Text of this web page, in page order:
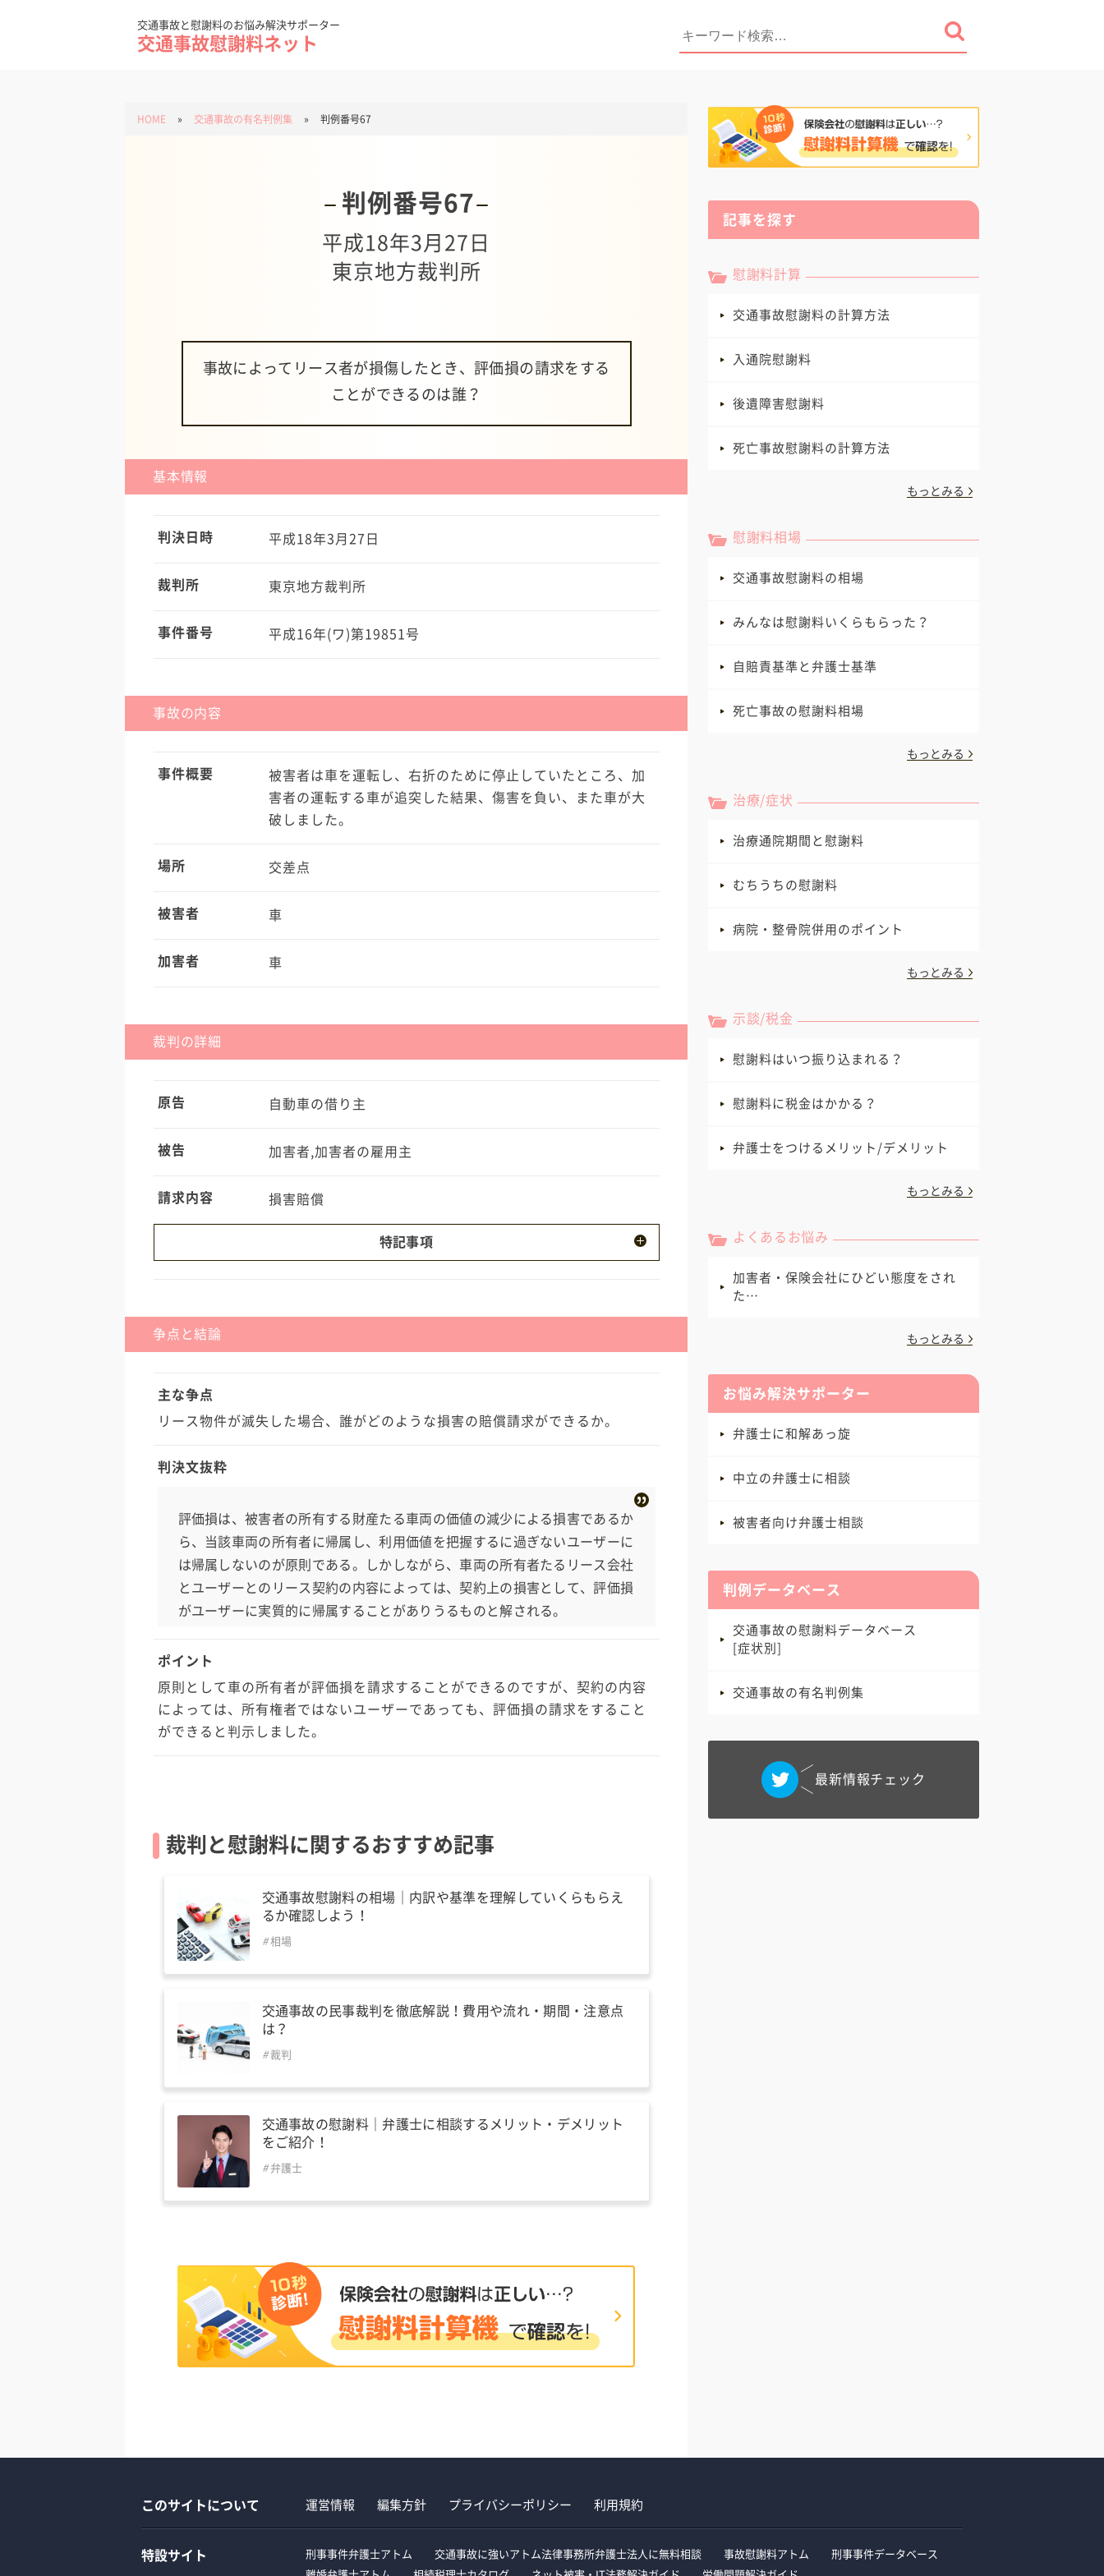
交通事故と慰謝料のお悩み解決サポーター
交通事故慰謝料ネット
HOME » 交通事故の有名判例集 » 判例番号67
判例番号67
平成18年3月27日
東京地方裁判所
事故によってリース者が損傷したとき、評価損の請求をする
ことができるのは誰？
基本情報
判決日時 平成18年3月27日
裁判所 東京地方裁判所
事件番号 平成16年(ワ)第19851号
事故の内容
事件概要
被害者は車を運転し、右折のために停止していたところ、加
害者の運転する車が追突した結果、傷害を負い、また車が大
破しました。
場所 交差点
被害者 車
加害者 車
裁判の詳細
原告 自動車の借り主
被告 加害者,加害者の雇用主
請求内容 損害賠償
特記事項
平成16年10月までリース料を支払い、中途解約金を支払って、原告はリース契約
を解約しました。
争点と結論
主な争点
リース物件が滅失した場合、誰がどのような損害の賠償請求ができるか。
判決文抜粋
評価損は、被害者の所有する財産たる車両の価値の減少による損害であるか
ら、当該車両の所有者に帰属し、利用価値を把握するに過ぎないユーザーに
は帰属しないのが原則である。しかしながら、車両の所有者たるリース会社
とユーザーとのリース契約の内容によっては、契約上の損害として、評価損
がユーザーに実質的に帰属することがありうるものと解される。
ポイント
原則として車の所有者が評価損を請求することができるのですが、契約の内容
によっては、所有権者ではないユーザーであっても、評価損の請求をすること
ができると判示しました。
裁判と慰謝料に関するおすすめ記事
交通事故慰謝料の相場｜内訳や基準を理解していくらもらえ
るか確認しよう！
相場
交通事故の民事裁判を徹底解説！費用や流れ・期間・注意点
は？
裁判
交通事故の慰謝料｜弁護士に相談するメリット・デメリット
をご紹介！
弁護士
記事を探す
慰謝料計算
交通事故慰謝料の計算方法
入通院慰謝料
後遺障害慰謝料
死亡事故慰謝料の計算方法
もっとみる
慰謝料相場
交通事故慰謝料の相場
みんなは慰謝料いくらもらった？
自賠責基準と弁護士基準
死亡事故の慰謝料相場
もっとみる
治療/症状
治療通院期間と慰謝料
むちうちの慰謝料
病院・整骨院併用のポイント
もっとみる
示談/税金
慰謝料はいつ振り込まれる？
慰謝料に税金はかかる？
弁護士をつけるメリット/デメリット
もっとみる
よくあるお悩み
加害者・保険会社にひどい態度をされ
た…
もっとみる
お悩み解決サポーター
弁護士に和解あっ旋
中立の弁護士に相談
被害者向け弁護士相談
判例データベース
交通事故の慰謝料データベース
[症状別]
交通事故の有名判例集
最新情報チェック
このサイトについて 運営情報 編集方針 プライバシーポリシー 利用規約
特設サイト 刑事事件弁護士アトム 交通事故に強いアトム法律事務所弁護士法人に無料相談 事故慰謝料アトム
刑事事件データベース